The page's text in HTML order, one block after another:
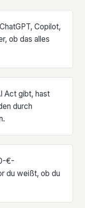
Copilot,
ob das alles
Act gibt, hast
durch
€-
du weißt, ob du